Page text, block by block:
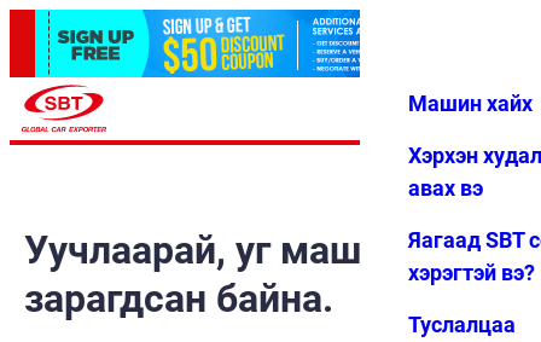
Дуртай Цэс
Машин хайх
Хэрхэн
авах вэ
Яагаад SBT
хэрэгтэй вэ?
Туслалцаа
Уучлаарай, уг машин
зарагдсан байна.